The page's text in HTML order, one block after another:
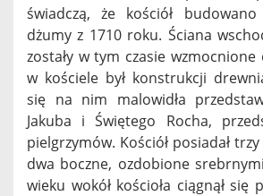
świadczą, że kościół
dżumy z 1710 roku. Ściana
zostały w tym czasie
w kościele był konstrukcji
się na nim malowidła
Jakuba i Świętego Rocha,
pielgrzymów. Kościół posiadał trzy
dwa boczne, ozdobione
wieku wokół kościoła ciągnął się